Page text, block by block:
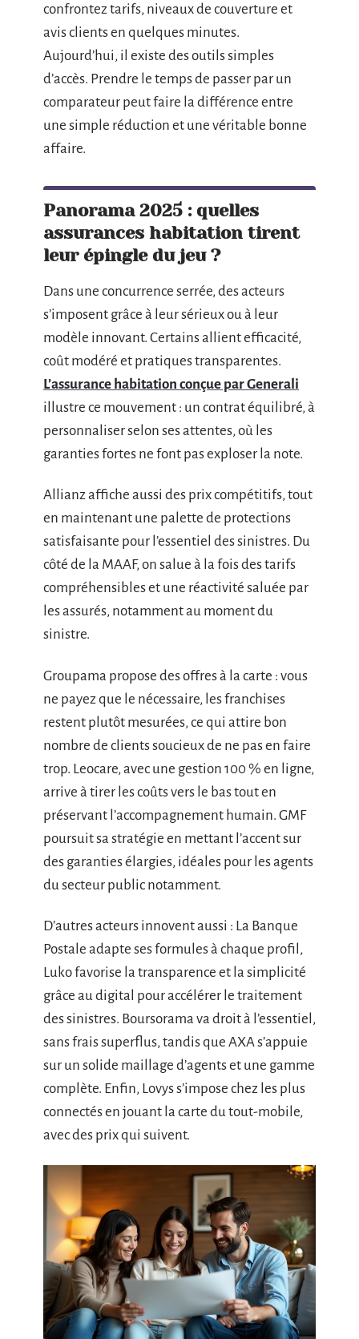
confrontez tarifs, niveaux de couverture et
avis clients en quelques minutes.
Aujourd’hui, il existe des outils simples
d’accès. Prendre le temps de passer par un
comparateur peut faire la différence entre
une simple réduction et une véritable bonne
affaire.
Panorama 2025 : quelles
assurances habitation tirent
leur épingle du jeu ?
Dans une concurrence serrée, des acteurs
s’imposent grâce à leur sérieux ou à leur
modèle innovant. Certains allient efficacité,
coût modéré et pratiques transparentes.
L’assurance habitation conçue par Generali
illustre ce mouvement : un contrat équilibré, à
personnaliser selon ses attentes, où les
garanties fortes ne font pas exploser la note.
Allianz affiche aussi des prix compétitifs, tout
en maintenant une palette de protections
satisfaisante pour l’essentiel des sinistres. Du
côté de la MAAF, on salue à la fois des tarifs
compréhensibles et une réactivité saluée par
les assurés, notamment au moment du
sinistre.
Groupama propose des offres à la carte : vous
ne payez que le nécessaire, les franchises
restent plutôt mesurées, ce qui attire bon
nombre de clients soucieux de ne pas en faire
trop. Leocare, avec une gestion 100 % en ligne,
arrive à tirer les coûts vers le bas tout en
préservant l’accompagnement humain. GMF
poursuit sa stratégie en mettant l’accent sur
des garanties élargies, idéales pour les agents
du secteur public notamment.
D’autres acteurs innovent aussi : La Banque
Postale adapte ses formules à chaque profil,
Luko favorise la transparence et la simplicité
grâce au digital pour accélérer le traitement
des sinistres. Boursorama va droit à l’essentiel,
sans frais superflus, tandis que AXA s’appuie
sur un solide maillage d’agents et une gamme
complète. Enfin, Lovys s’impose chez les plus
connectés en jouant la carte du tout-mobile,
avec des prix qui suivent.